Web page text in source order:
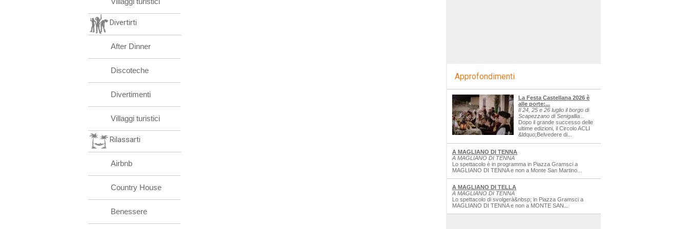
Divertirti
After Dinner
Discoteche
Divertimenti
Villaggi turistici
Rilassarti
Airbnb
Country House
Benessere
Approfondimenti
La Festa Castellana 2026 è
alle porte:...
Il 24, 25 e 26 luglio il borgo di
Scapezzano di Senigallia...
Dopo il grande successo delle
ultime edizioni, il Circolo ACLI
&ldquo;Belvedere di...
A MAGLIANO DI TENNA
A MAGLIANO DI TENNA
Lo spettacolo è in programma in Piazza Gramsci a
MAGLIANO DI TENNA e non a Monte San Martino...
A MAGLIANO DI TELLA
A MAGLIANO DI TENNA
Lo spettacolo di svolgerà&nbsp; in Piazza Gramsci a
MAGLIANO DI TENNA e non a MONTE SAN...